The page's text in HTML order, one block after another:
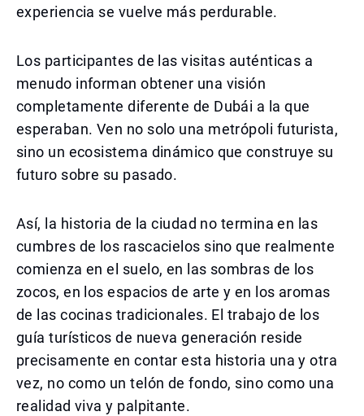
experiencia se vuelve más perdurable.
Los participantes de las visitas auténticas a
menudo informan obtener una visión
completamente diferente de Dubái a la que
esperaban. Ven no solo una metrópoli futurista,
sino un ecosistema dinámico que construye su
futuro sobre su pasado.
Así, la historia de la ciudad no termina en las
cumbres de los rascacielos sino que realmente
comienza en el suelo, en las sombras de los
zocos, en los espacios de arte y en los aromas
de las cocinas tradicionales. El trabajo de los
guía turísticos de nueva generación reside
precisamente en contar esta historia una y otra
vez, no como un telón de fondo, sino como una
realidad viva y palpitante.